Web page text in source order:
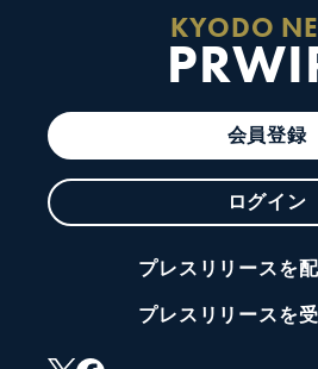
KYODO
会員登録
ログイン
プレスリリースを
プレスリリースを